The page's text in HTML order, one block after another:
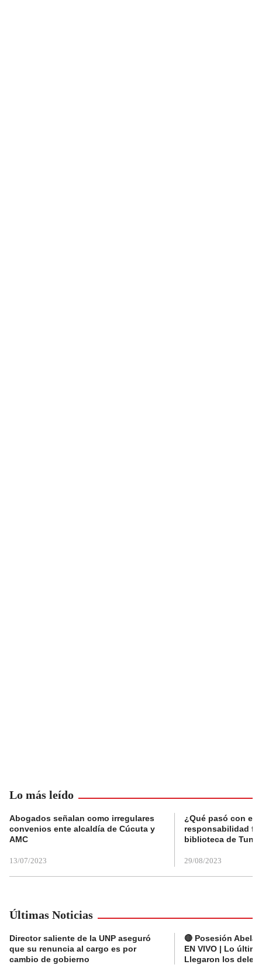
Lo más leído
Abogados señalan como irregulares
convenios ente alcaldía de Cúcuta y
AMC
13/07/2023
¿Qué pasó con el
responsabilidad
biblioteca de
29/08/2023
Últimas Noticias
Director saliente de la UNP aseguró
que su renuncia al cargo es por
cambio de gobierno
🔴 Posesión
EN VIVO | Lo
Llegaron los